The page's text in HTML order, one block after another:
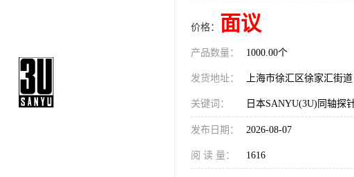
价格： 面议
产品数量： 1000.00个
发货地址： 上海市徐汇区徐家汇街道
关键词：
发布日期： 2026-08-07
阅 读 量： 1616